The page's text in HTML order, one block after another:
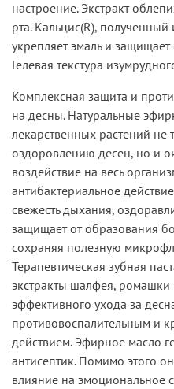
настроение. Экстракт
рта. Кальцис(R),
укрепляет эмаль и защищает
Гелевая текстура
Комплексная защита и
на десны. Натуральные
лекарственных растений не
оздоровлению десен, но и
воздействие на весь
антибактериальное
свежесть дыхания,
защищает от образования
сохраняя полезную
Терапевтическая зубная
экстракты шалфея,
эффективного ухода за
противовоспалительным и
действием. Эфирное масло
антисептик. Помимо этого
влияние на эмоциональное